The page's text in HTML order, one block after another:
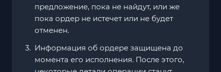
предложение, пока не найдут, или же
пока ордер не истечет или не будет
отменен.
Информация об ордере защищена до
момента его исполнения. После этого,